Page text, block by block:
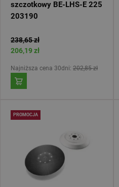
szczotkowy BE-LHS-E 225
203190
238,65 zł
206,19 zł
Najniższa cena 30dni: 202,85 zł
PROMOCJA